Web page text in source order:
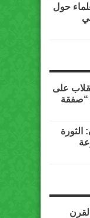
حول
على
“صفقة
الثورة